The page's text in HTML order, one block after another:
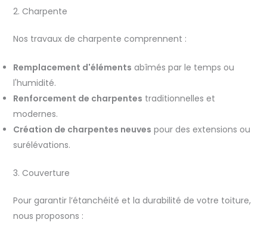
2. Charpente
Nos travaux de charpente comprennent :
Remplacement d'éléments abîmés par le temps ou
l'humidité.
Renforcement de charpentes traditionnelles et
modernes.
Création de charpentes neuves pour des extensions ou
surélévations.
3. Couverture
Pour garantir l’étanchéité et la durabilité de votre toiture,
nous proposons :